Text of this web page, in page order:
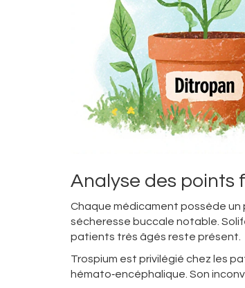
Analyse des points
Chaque médicament possède un
sécheresse buccale notable.
patients très âgés reste présent.
Trospium est privilégié chez les
hémato‑encéphalique. Son